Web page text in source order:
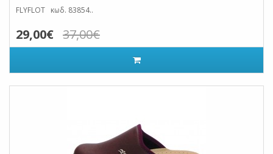
FLYFLOT κωδ. 83854..
29,00€ 37,00€